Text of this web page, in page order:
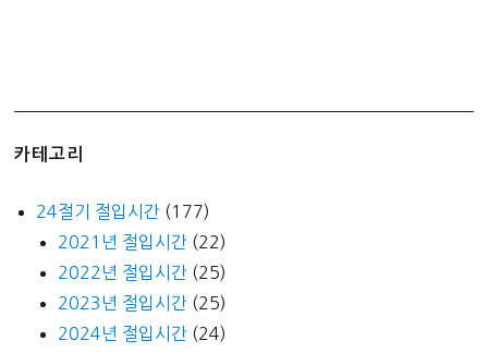
카테고리
24절기 절입시간 (177)
2021년 절입시간 (22)
2022년 절입시간 (25)
2023년 절입시간 (25)
2024년 절입시간 (24)